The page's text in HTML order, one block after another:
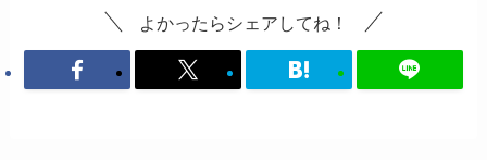
よかったらシェアしてね！